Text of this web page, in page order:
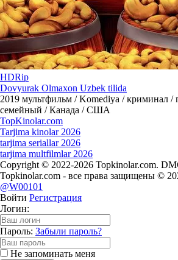
HDRip
Dovyurak Olmaxon Uzbek tilida
2019 мультфильм / Komediya / криминал /
семейный / Канада / США
TopKinolar.com
Tarjima kinolar 2026
tarjima seriallar 2026
tarjima multfilmlar 2026
Copyright © 2022-2026 Topkinolar.com.
Topkinolar.com - все права защищены ©
@W00101
Войти Регистрация
Логин:
Пароль: Забыли пароль?
Не запоминать меня